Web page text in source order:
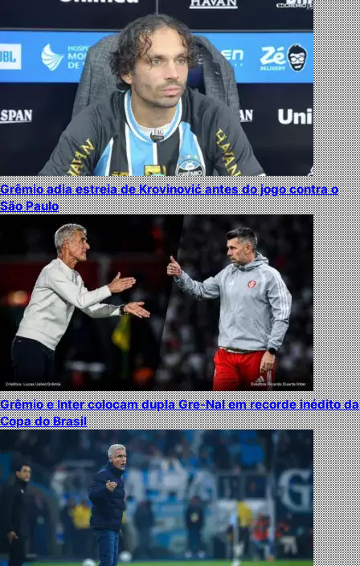
Grêmio adia estreia de Krovinović antes do jogo contra o
São Paulo
Grêmio e Inter colocam dupla Gre-Nal em recorde inédito da
Copa do Brasil